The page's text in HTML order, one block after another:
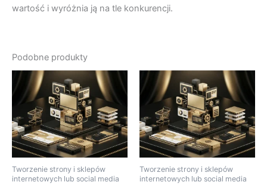
wartość i wyróżnia ją na tle konkurencji.
Podobne produkty
Tworzenie strony i sklepów
internetowych lub social media
Tworzenie strony i sklepów
internetowych lub social media